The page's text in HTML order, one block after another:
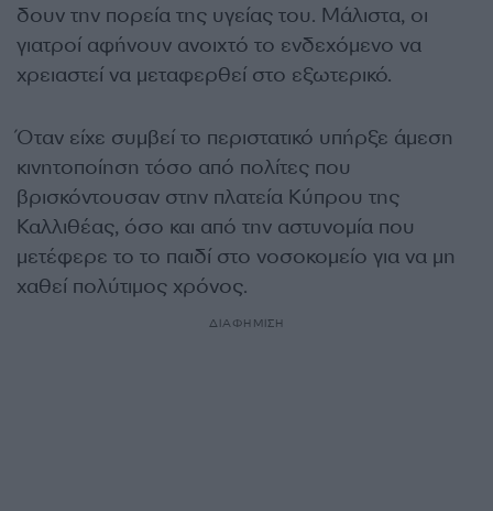
δουν την πορεία της υγείας του. Μάλιστα, οι
γιατροί αφήνουν ανοιχτό το ενδεχόμενο να
χρειαστεί να μεταφερθεί στο εξωτερικό.
Όταν είχε συμβεί το περιστατικό υπήρξε άμεση
κινητοποίηση τόσο από πολίτες που
βρισκόντουσαν στην πλατεία Κύπρου της
Καλλιθέας, όσο και από την αστυνομία που
μετέφερε το το παιδί στο νοσοκομείο για να μη
χαθεί πολύτιμος χρόνος.
ΔΙΑΦΗΜΙΣΗ